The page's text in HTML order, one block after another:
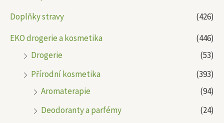
Doplňky stravy
(426)
EKO drogerie a kosmetika
(446)
Drogerie
(53)
Přírodní kosmetika
(393)
Aromaterapie
(94)
Deodoranty a parfémy
(24)